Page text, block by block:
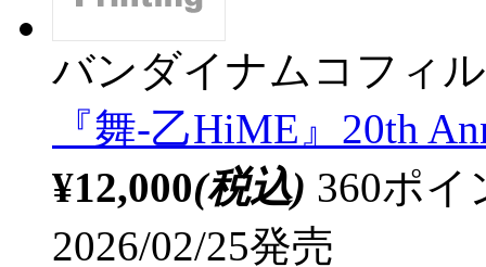
バンダイナムコフィ
『舞-乙HiME』20th
¥12,000(税込) 360ポ
2026/02/25発売